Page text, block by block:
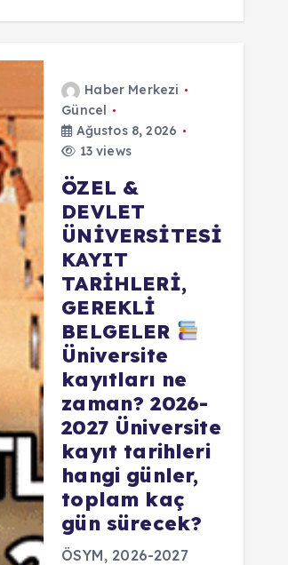
Haber Merkezi
Güncel
Ağustos 8, 2026
13 views
ÖZEL &
DEVLET
ÜNİVERSİTESİ
KAYIT
TARİHLERİ,
GEREKLİ
BELGELER
Üniversite
kayıtları ne
zaman? 2026-
2027 Üniversite
kayıt tarihleri
hangi günler,
toplam kaç
gün sürecek?
ÖSYM, 2026-2027